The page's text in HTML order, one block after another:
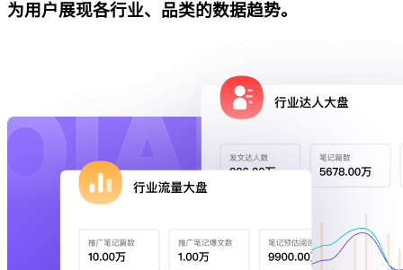
为用户展现各行业、品类的数据趋势。